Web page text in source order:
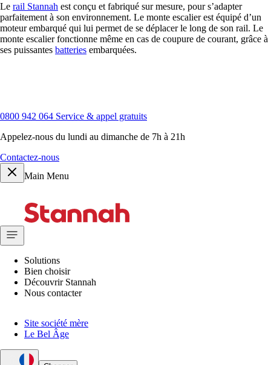
Le rail Stannah est conçu et fabriqué sur mesure, pour s’adapter
parfaitement à son environnement. Le monte escalier est équipé d’un
moteur embarqué qui lui permet de se déplacer le long de son rail. Le
monte escalier fonctionne même en cas de coupure de courant, grâce à
ses puissantes batteries embarquées.
0800 942 064 Service & appel gratuits
Appelez-nous du lundi au dimanche de 7h à 21h
Contactez-nous
Main Menu
Solutions
Bien choisir
Découvrir Stannah
Nous contacter
Site société mère
Le Bel Âge